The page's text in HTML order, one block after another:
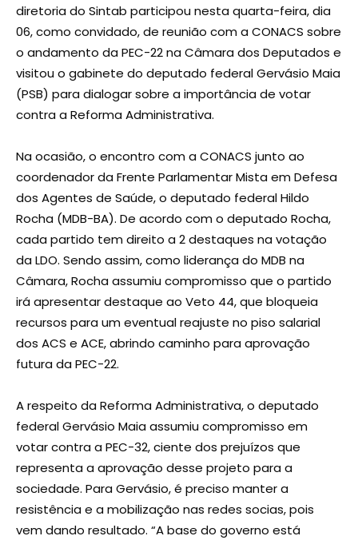
diretoria do Sintab participou nesta quarta-feira, dia
06, como convidado, de reunião com a CONACS sobre
o andamento da PEC-22 na Câmara dos Deputados e
visitou o gabinete do deputado federal Gervásio Maia
(PSB) para dialogar sobre a importância de votar
contra a Reforma Administrativa.
Na ocasião, o encontro com a CONACS junto ao
coordenador da Frente Parlamentar Mista em Defesa
dos Agentes de Saúde, o deputado federal Hildo
Rocha (MDB-BA). De acordo com o deputado Rocha,
cada partido tem direito a 2 destaques na votação
da LDO. Sendo assim, como liderança do MDB na
Câmara, Rocha assumiu compromisso que o partido
irá apresentar destaque ao Veto 44, que bloqueia
recursos para um eventual reajuste no piso salarial
dos ACS e ACE, abrindo caminho para aprovação
futura da PEC-22.
A respeito da Reforma Administrativa, o deputado
federal Gervásio Maia assumiu compromisso em
votar contra a PEC-32, ciente dos prejuízos que
representa a aprovação desse projeto para a
sociedade. Para Gervásio, é preciso manter a
resistência e a mobilização nas redes socias, pois
vem dando resultado. “A base do governo está